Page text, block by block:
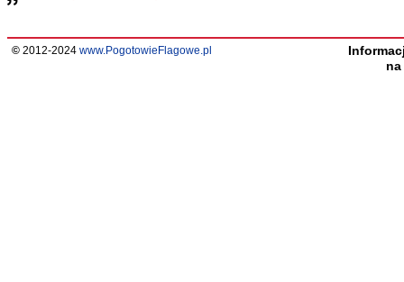
© 2012-2024 www.PogotowieFlagowe.pl
na